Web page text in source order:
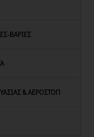
ΒΑΡΙΕΣ
& ΑΕΡΟΣΤΟΠ